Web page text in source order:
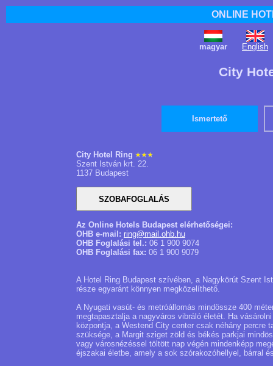
ONLINE
magyar English
City
Ismertető
City Hotel Ring
Szent István krt. 22.
1137 Budapest
Az Online Hotels Budapest elérhetőségei:
OHB e-mail: ring@mail.ohb.hu
OHB Foglalási tel.: 06 1 900 9074
OHB Foglalási fax: 06 1 900 9079
A Hotel Ring Budapest szívében, a Nagykörút Szent
része egyaránt könnyen megközelíthető.
A Nyugati vasút- és metróállomás mindössze 400
megtapasztalja a nagyváros vibráló életét. Ha
központja, a Westend City center csak néhány percre
szüksége, a Margit sziget zöld és békés parkjai
vagy városnézéssel töltött nap végén mindenképp
éjszakai életbe, amely a sok szórakozóhellyel, bárral